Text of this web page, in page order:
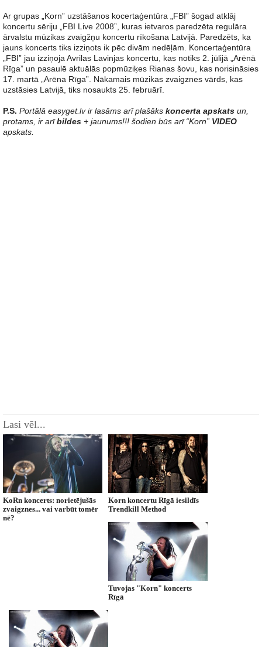
Ar grupas „Korn” uzstāšanos kocertaģentūra „FBI” šogad atklāj
koncertu sēriju „FBI Live 2008”, kuras ietvaros paredzēta regulāra
ārvalstu mūzikas zvaigžņu koncertu rīkošana Latvijā. Paredzēts, ka
jauns koncerts tiks izziņots ik pēc divām nedēļām. Koncertaģentūra
„FBI” jau izziņoja Avrilas Lavinjas koncertu, kas notiks 2. jūlijā „Arēnā
Rīga” un pasaulē aktuālās popmūziķes Rianas šovu, kas norisināsies
17. martā „Arēna Rīga”. Nākamais mūzikas zvaigznes vārds, kas
uzstāsies Latvijā, tiks nosaukts 25. februārī.
P.S. Portālā easyget.lv ir lasāms arī plašāks koncerta apskats un,
protams, ir arībildes + jaunums!!! šodien būs arī “Korn” VIDEO
apskats.
Lasi vēl...
KoRn koncerts: norietējušās
zvaigznes... vai varbūt tomēr
nē?
Korn koncertu Rīgā iesildīs
Trendkill Method
Tuvojas "Korn" koncerts
Rīgā